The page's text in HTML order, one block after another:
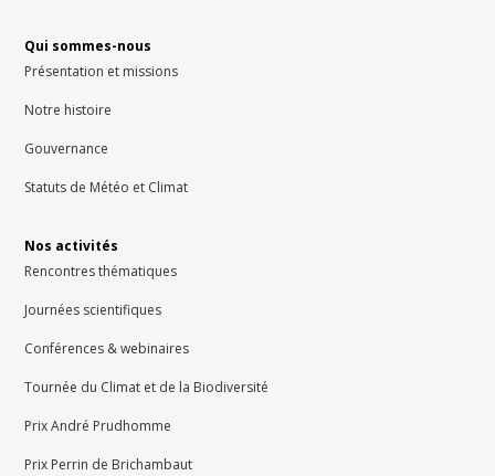
Qui sommes-nous
Présentation et missions
Notre histoire
Gouvernance
Statuts de Météo et Climat
Nos activités
Rencontres thématiques
Journées scientifiques
Conférences & webinaires
Tournée du Climat et de la Biodiversité
Prix André Prudhomme
Prix Perrin de Brichambaut